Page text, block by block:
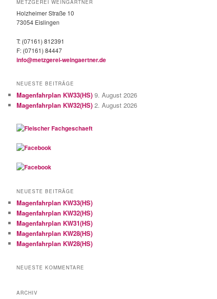
METZGEREI WEINGÄRTNER
Holzheimer Straße 10
73054 Eislingen
T: (07161) 812391
F: (07161) 84447
info@metzgerei-weingaertner.de
NEUESTE BEITRÄGE
Magenfahrplan KW33(HS) 9. August 2026
Magenfahrplan KW32(HS) 2. August 2026
NEUESTE BEITRÄGE
Magenfahrplan KW33(HS)
Magenfahrplan KW32(HS)
Magenfahrplan KW31(HS)
Magenfahrplan KW28(HS)
Magenfahrplan KW28(HS)
NEUESTE KOMMENTARE
ARCHIV